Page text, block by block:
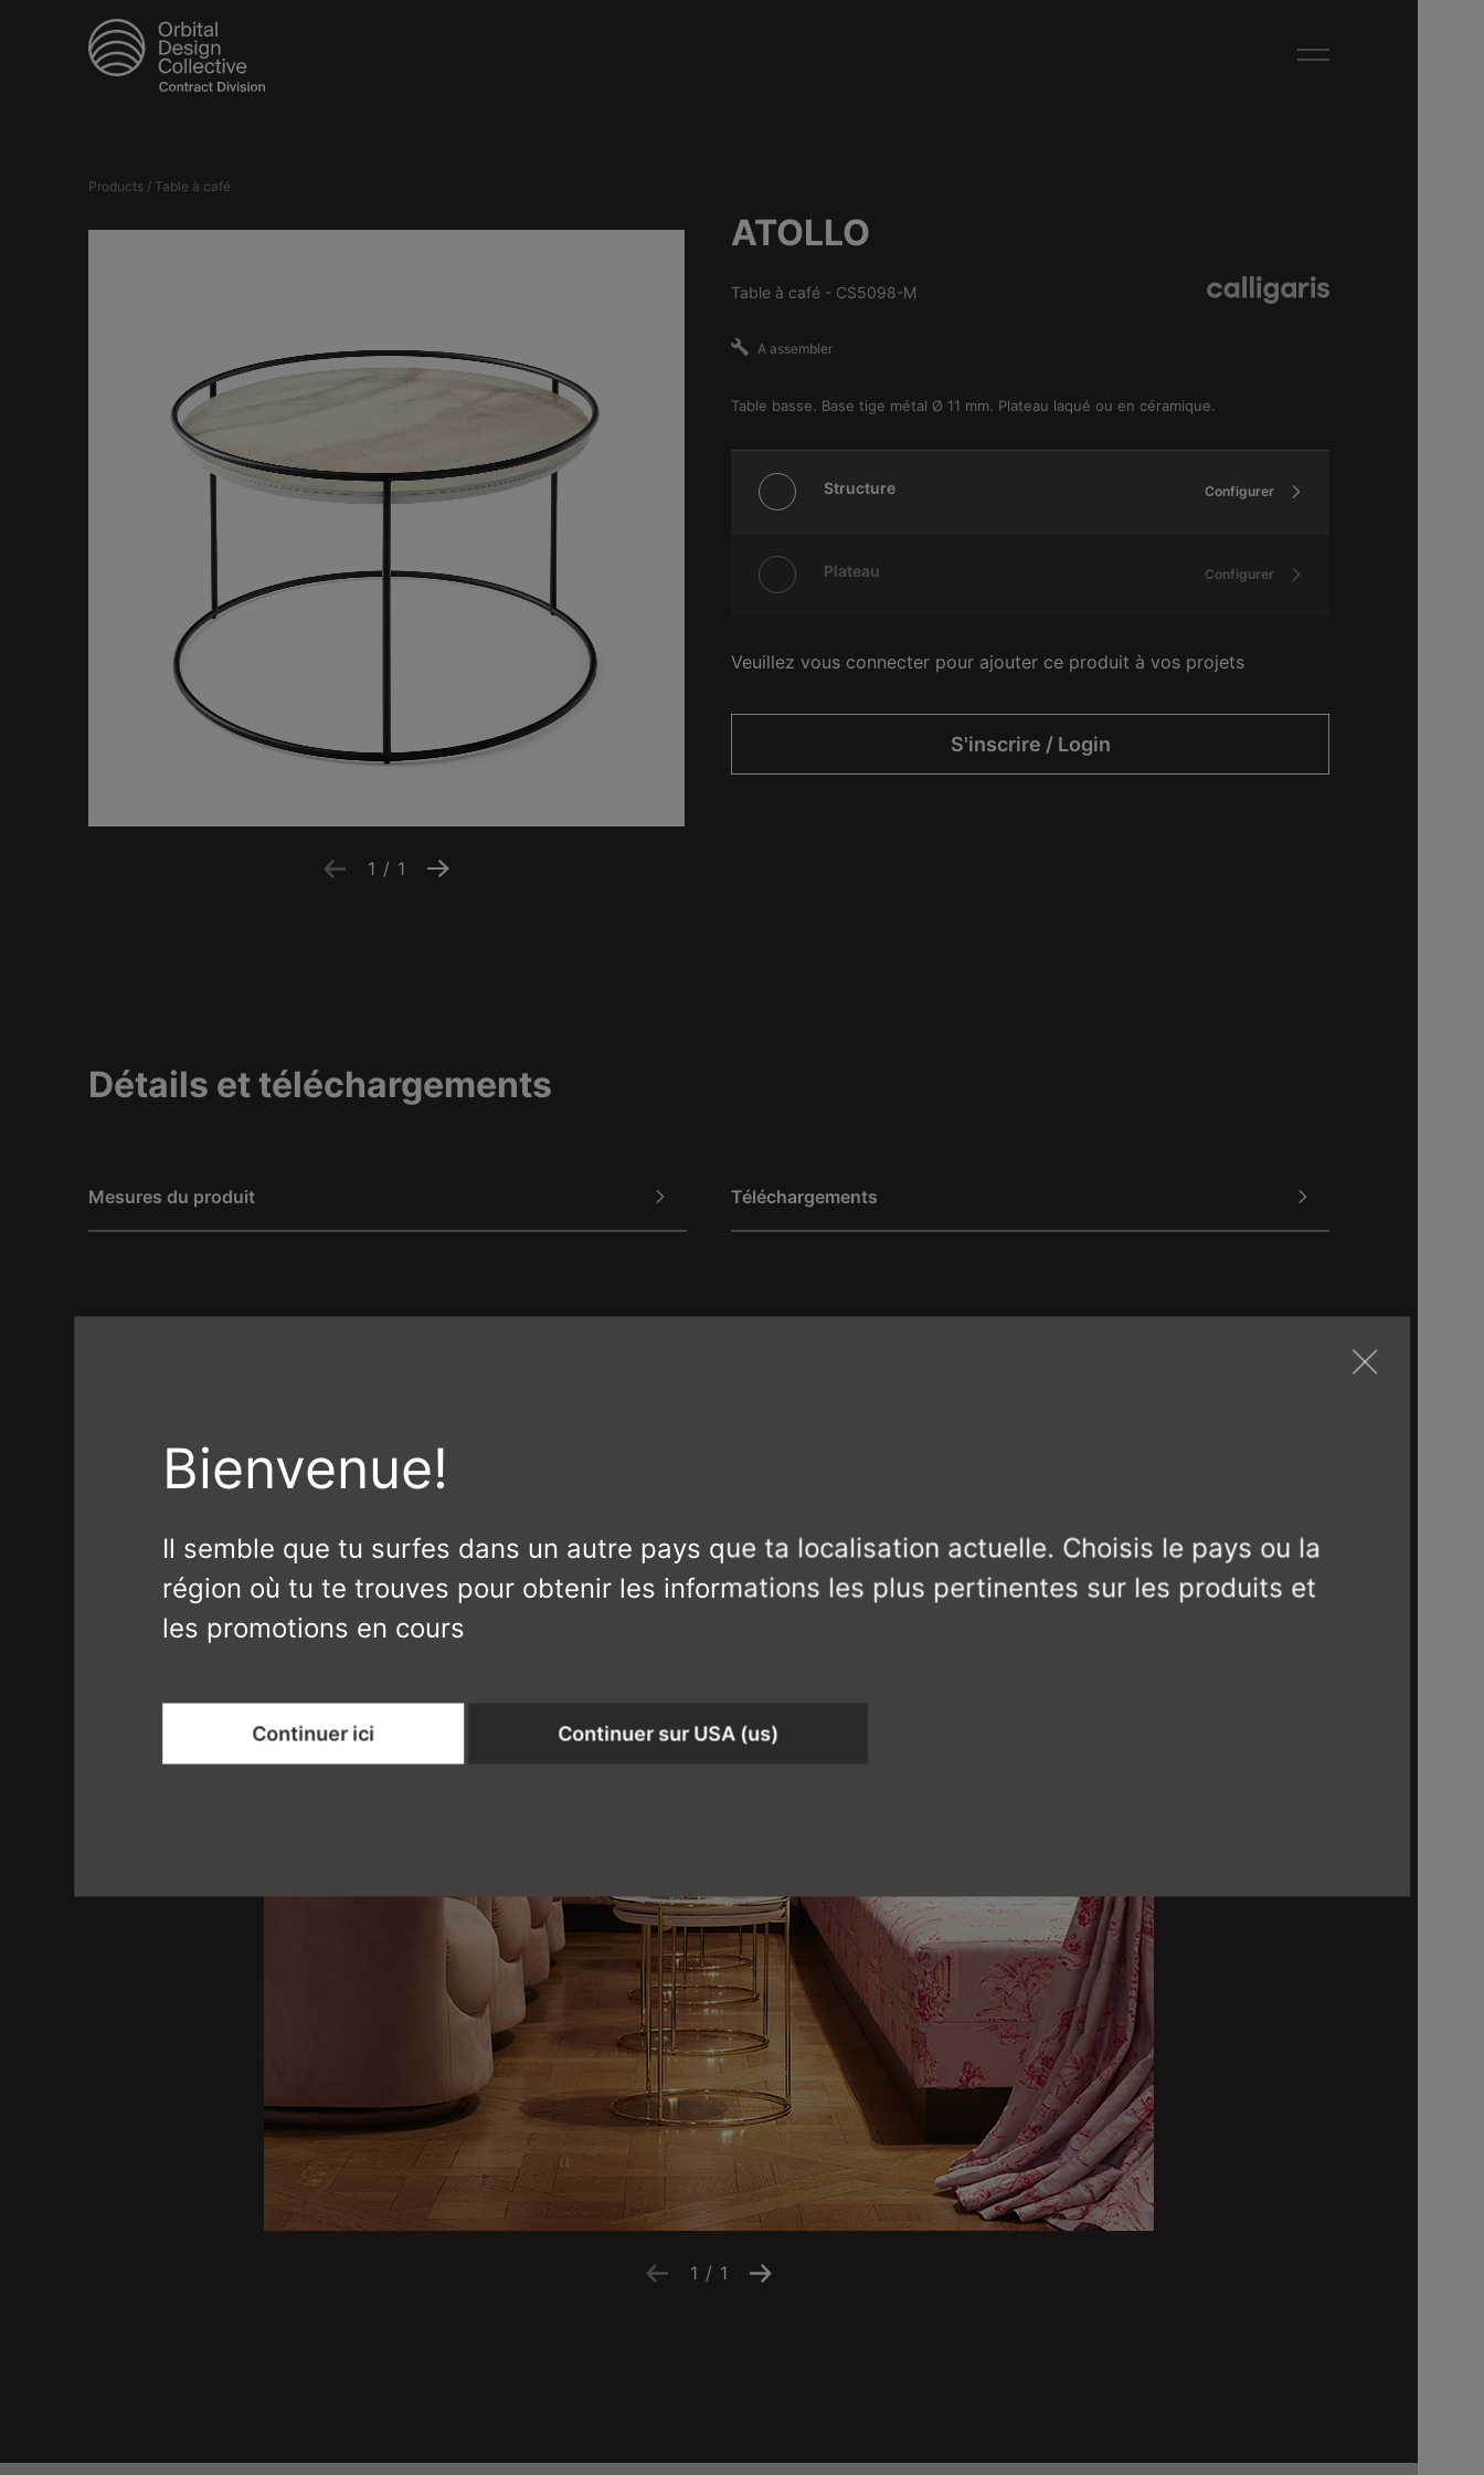
Bienvenue!
Il semble que tu surfes dans un autre pays que ta localisation actuelle. Choisis le pays ou la
région où tu te trouves pour obtenir les informations les plus pertinentes sur les produits et
les promotions en cours
Continuer ici Continuer sur USA (us)
Products / Table à café
1 / 1
ATOLLO
Table à café - CS5098-M
A assembler
Table basse. Base tige métal Ø 11 mm. Plateau laqué ou en céramique.
Structure Configurer
Plateau Configurer
Veuillez vous connecter pour ajouter ce produit à vos projets
S'inscrire / Login
Détails et téléchargements
Mesures du produit Téléchargements
Humeur
1 / 1